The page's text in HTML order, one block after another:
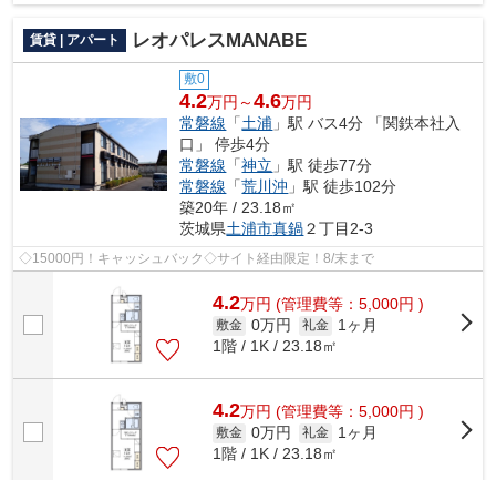
賃貸 | アパート レオパレスMANABE
敷0
4.2万円～4.6万円
常磐線 「土浦 」駅 バス4分 「関鉄本社入
口」 停歩4分
常磐線 「神立 」駅 徒歩77分
常磐線 「荒川沖 」駅 徒歩102分
築20年 / 23.18㎡
茨城県土浦市真鍋２丁目2-3
◇15000円！キャッシュバック◇サイト経由限定！8/末まで
4.2万円 (管理費等：5,000円 )
敷金 0万円 礼金
1ヶ月
1階 / 1K / 23.18㎡
4.2万円 (管理費等：5,000円 )
敷金 0万円 礼金
1ヶ月
1階 / 1K / 23.18㎡